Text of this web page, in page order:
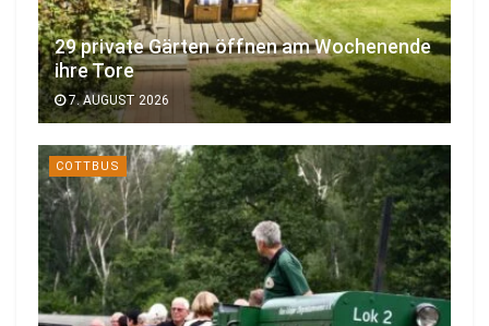
29 private Gärten öffnen am Wochenende
ihre Tore
7. AUGUST 2026
COTTBUS